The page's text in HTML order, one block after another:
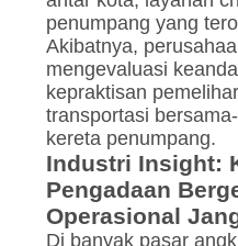
penumpang yang
Akibatnya,
mengevaluasi
kepraktisan
transportasi
kereta penumpang.
Industri Insight:
Pengadaan
Operasional
Di banyak pasar